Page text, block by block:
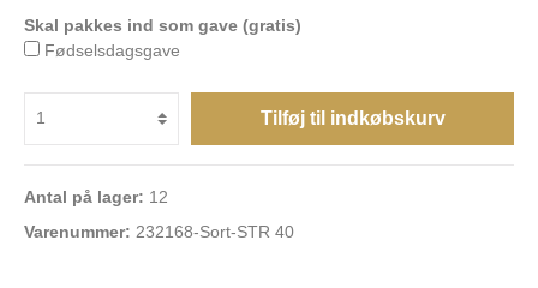
Skal pakkes ind som gave (gratis)
Fødselsdagsgave
Tilføj til indkøbskurv
Antal på lager: 12
Varenummer: 232168-Sort-STR 40